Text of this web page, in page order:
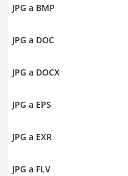
JPG a BMP
JPG a DOC
JPG a DOCX
JPG a EPS
JPG a EXR
JPG a FLV